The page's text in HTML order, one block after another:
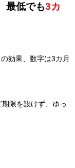
最低でも3カ
効果、数字は3カ月
限を設けず、ゆっ